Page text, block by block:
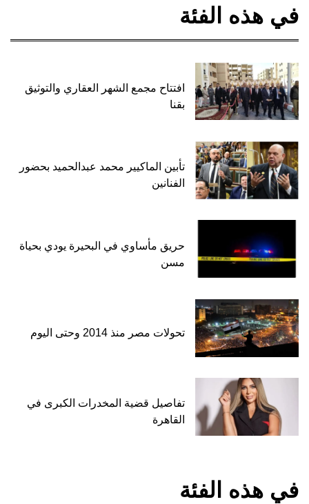
في هذه الفئة
افتتاح مجمع الشهر العقاري والتوثيق
بقنا
تأبين الماكيير محمد عبدالحميد بحضور
الفنانين
حريق مأساوي في البحيرة يودي بحياة
مسن
تحولات مصر منذ 2014 وحتى اليوم
تفاصيل قضية المخدرات الكبرى في
القاهرة
في هذه الفئة